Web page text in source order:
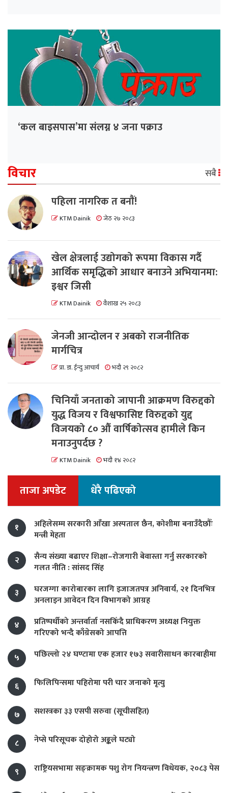
‘कल बाइसपास’मा संलग्न ४ जना पक्राउ
विचार सबै
पहिला नागरिक त बनाैं!
KTM Dainik जेठ २७ २०८३
खेल क्षेत्रलाई उद्योगको रूपमा विकास गर्दै
आर्थिक समृद्धिको आधार बनाउने अभियानमा:
इश्वर जिसी
KTM Dainik वैशाख २५ २०८३
जेनजी आन्दोलन र अबको राजनीतिक
मार्गचित्र
प्रा. डा. ईन्दु आचार्य भदौ २९ २०८२
चिनियाँ जनताको जापानी आक्रमण विरुद्दको
युद्ध विजय र विश्वफासिष्ट विरुद्दको युद्द
विजयको ८० औं वार्षिकोत्सव हामीले किन
मनाउनुपर्दछ ?
KTM Dainik भदौ १४ २०८२
ताजा अपडेट धेरै पढिएको
१
अहिलेसम्म सरकारी आँखा अस्पताल छैन, कोशीमा बनाउँदैछौँः
मन्त्री मेहता
२
सैन्य संख्या बढाएर शिक्षा–रोजगारी बेवास्ता गर्नु सरकारको
गलत नीति : सांसद सिंह
३
घरजग्गा कारोबारका लागि इजाजतपत्र अनिवार्य, २१ दिनभित्र
अनलाइन आवेदन दिन विभागको आग्रह
४
प्रतिष्पर्धीको अन्तर्वार्ता नसकिँदै प्राधिकरण अध्यक्ष नियुक्त
गरिएको भन्दै काँग्रेसको आपत्ति
५
पछिल्लो २४ घण्टामा एक हजार १७३ सवारीसाधन कारबाहीमा
६ फिलिपिन्समा पहिरोमा परी चार जनाको मृत्यु
७ सशस्त्रका ३३ एसपी सरुवा (सूचीसहित)
८ नेप्से परिसूचक दोहोरो अङ्कले घट्यो
९ राष्ट्रियसभामा सङ्क्रामक पशु रोग नियन्त्रण विधेयक, २०८३ पेस